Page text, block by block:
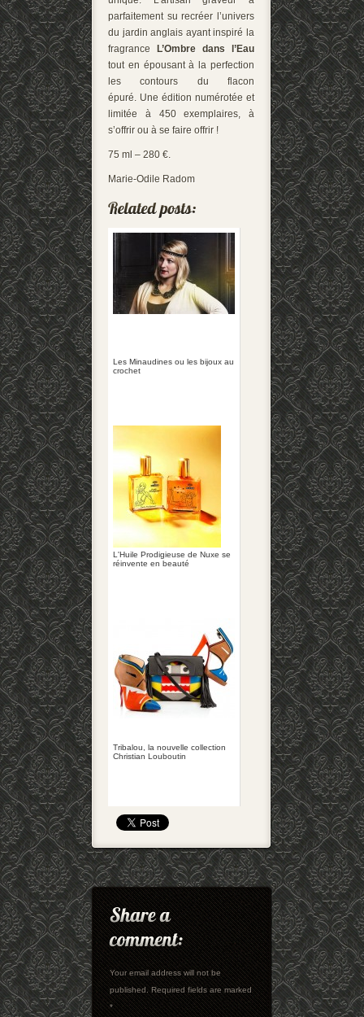
parfaitement su recréer l’univers
du jardin anglais ayant inspiré la
fragrance
L’Ombre dans l’Eau
tout en épousant à la perfection
les contours du flacon
épuré. Une édition numérotée et
limitée à 450 exemplaires, à
s’offrir ou à se faire offrir !
75 ml – 280 €.
Marie-Odile Radom
Les Minaudines ou les bijoux au
crochet
L'Huile Prodigieuse de Nuxe se
réinvente en beauté
Tribalou, la nouvelle collection
Christian Louboutin
Your email address will not be
published. Required fields are marked
*